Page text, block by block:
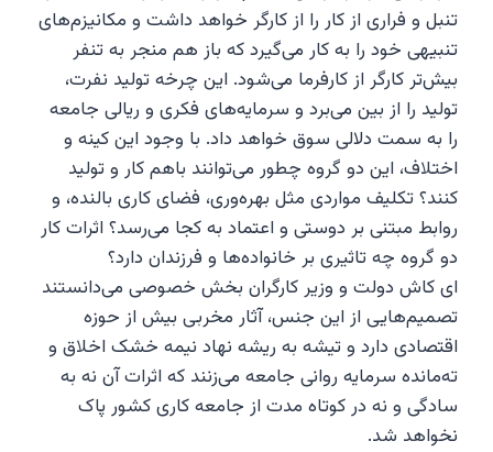
تنبل و فراری از کار را از کارگر خواهد داشت و مکانیزم‌های
تنبیهی خود را به کار می‌گیرد که باز هم منجر به تنفر
بیش‌تر کارگر از کارفرما می‌شود. این چرخه تولید نفرت،
تولید را از بین می‌برد و سرمایه‌های فکری و ریالی جامعه
را به سمت دلالی سوق خواهد داد. با وجود این کینه و
اختلاف، این دو گروه چطور می‌توانند باهم کار و تولید
کنند؟ تکلیف مواردی مثل بهره‌وری، فضای کاری بالنده، و
روابط مبتنی بر دوستی و اعتماد به کجا می‌رسد؟ اثرات کار
دو گروه چه تاثیری بر خانواده‌ها و فرزندان دارد؟
ای کاش دولت و وزیر کارگران بخش خصوصی می‌دانستند
تصمیم‌هایی از این جنس، آثار مخربی بیش از حوزه
اقتصادی دارد و تیشه به ریشه نهاد نیمه خشک اخلاق و
ته‌مانده سرمایه روانی جامعه می‌زنند که اثرات آن نه به
سادگی و نه در کوتاه مدت از جامعه کاری کشور پاک
نخواهد شد.